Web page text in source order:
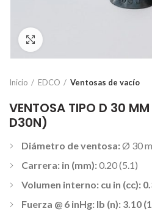
Inicio EDCO Ventosas de vacío
VENTOSA TIPO D 30
D30N)
Diámetro de ventosa:Ø 30
Carrera: in (mm):0.20 (5.1)
Volumen interno: cu in (cc):
Fuerza @ 6 inHg: lb (n): 3.10